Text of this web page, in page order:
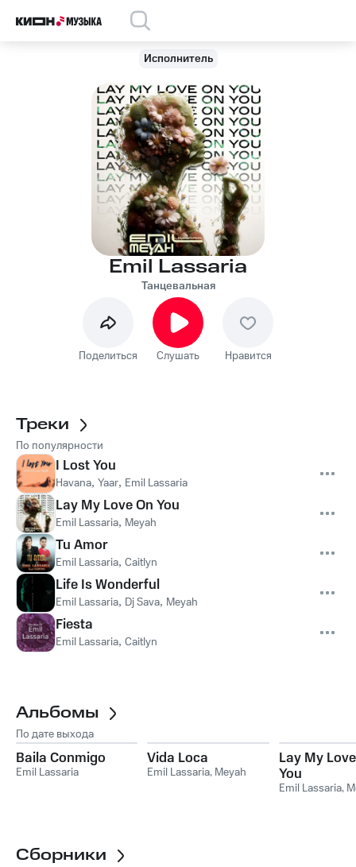
Исполнитель
Emil Lassaria
Танцевальная
Поделиться Слушать Нравится
Треки
По популярности
I Lost You
Havana, Yaar, Emil Lassaria
Lay My Love On You
Emil Lassaria, Meyah
Tu Amor
Emil Lassaria, Caitlyn
Life Is Wonderful
Emil Lassaria, Dj Sava, Meyah
Fiesta
Emil Lassaria, Caitlyn
Альбомы
По дате выхода
Baila Conmigo
Emil Lassaria
Vida Loca
Emil Lassaria, Meyah
Lay My
You
Emil Lassaria,
Сборники